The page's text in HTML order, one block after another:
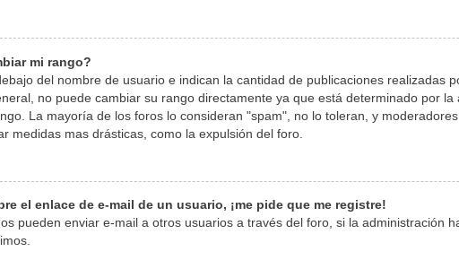
mi rango?
del nombre de usuario e indican la cantidad de publicaciones realizadas
no puede cambiar su rango directamente ya que está determinado por
La mayoría de los foros lo consideran "spam", no lo toleran, y
medidas mas drásticas, como la expulsión del foro.
el enlace de e-mail de un usuario, ¡me pide que me registre!
pueden enviar e-mail a otros usuarios a través del foro, si la administración